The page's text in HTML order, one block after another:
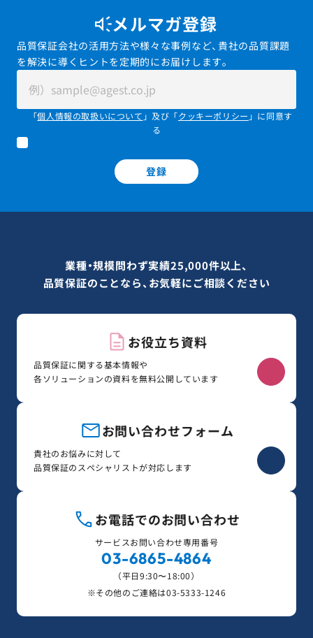
メルマガ登録
品質保証会社の活用方法や様々な事例など、貴社の品質課題
を解決に導くヒントを定期的にお届けします。
「個人情報の取扱いについて 」及び「クッキーポリシー 」に同意す
る
登録
業種・規模問わず実績25,000件以上、
品質保証のことなら、お気軽にご相談ください
お役立ち資料
品質保証に関する基本情報や
各ソリューションの資料を無料公開しています
お問い合わせフォーム
貴社のお悩みに対して
品質保証のスペシャリストが対応します
お電話でのお問い合わせ
サービスお問い合わせ専用番号
03-6865-4864
（平日9:30〜18:00）
※その他のご連絡は03-5333-1246